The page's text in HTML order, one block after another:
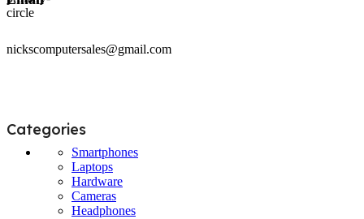
nickscomputersales@gmail.com
Categories
Smartphones
Laptops
Hardware
Cameras
Headphones